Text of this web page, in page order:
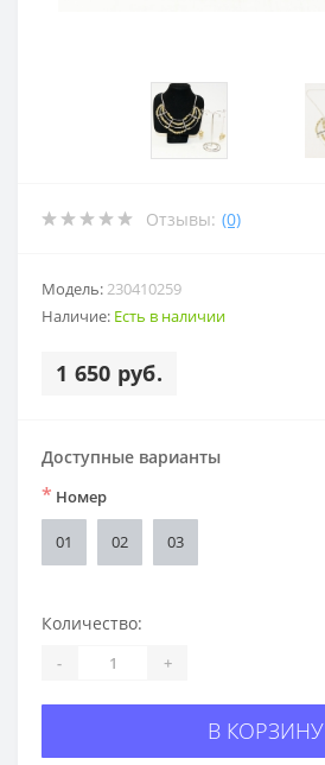
Отзывы: (0)
Модель:230410259
Наличие: Есть в наличии
1 650 руб.
Доступные варианты
* Номер
01 02 03
Количество:
- +
В КОРЗИНУ